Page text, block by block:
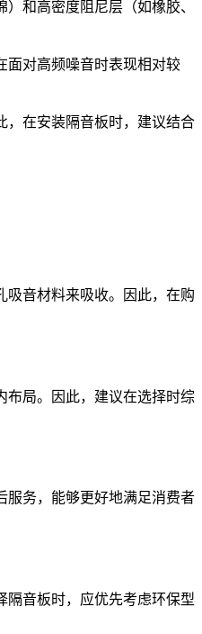
和高密度阻尼层（如橡胶、
面对高频噪音时表现相对较
，在安装隔音板时，建议结合
吸音材料来吸收。因此，在购
布局。因此，建议在选择时综
服务，能够更好地满足消费者
隔音板时，应优先考虑环保型